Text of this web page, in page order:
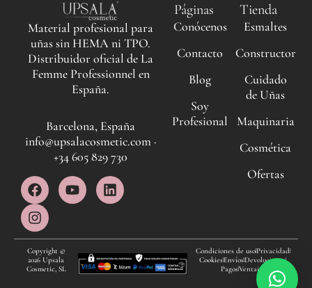
Material profesional para
uñas sin HEMA ni TPO.
Distribuidor oficial de La
Femme Professionnel en
España.
Barcelona, España
info@upsalacosmetic.com ·
+34 605 829 730
F
a
c
e
b
o
o
Y
o
u
b
L
i
e
d
i
n
I
n
s
t
a
g
r
Páginas
Conócenos
Contacto
Blog
Soy
Profesional
Tienda
Esmaltes
Constructor
Cuidado
de Uñas
Maquinaria
Cosmética
Ofertas
Copyright ©
2026 Upsala
Cosmetic, SL
Condiciones de usoPrivacidad
CookiesEnvíosDevoluciones
PagosVentajas